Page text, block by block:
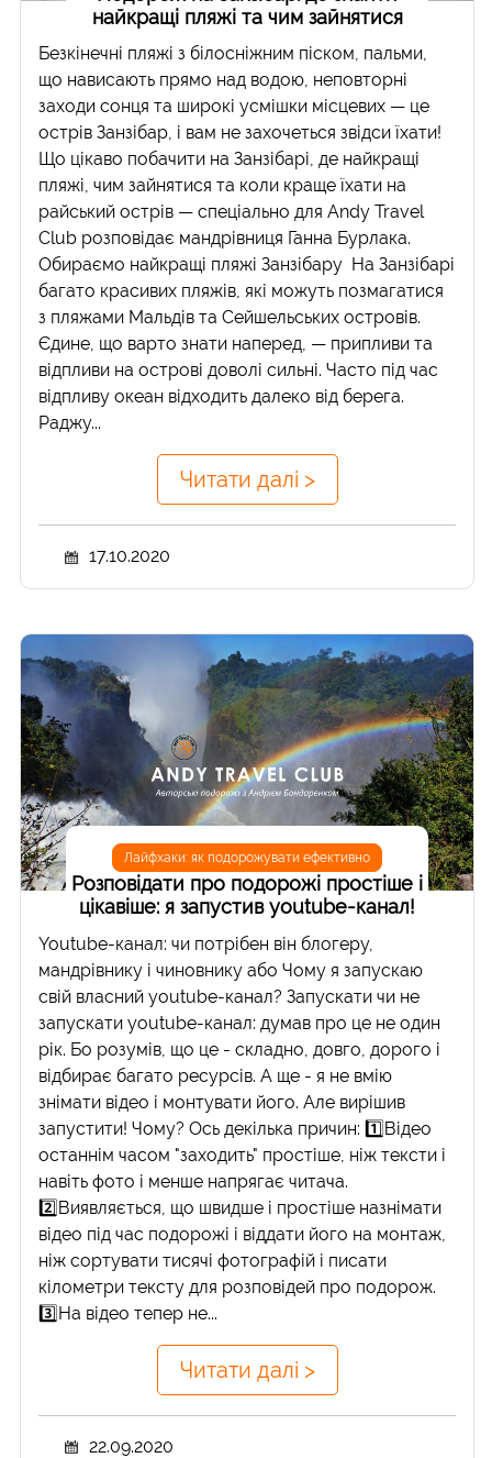
найкращі пляжі та чим зайнятися
Безкінечні пляжі з білосніжним піском, пальми,
що нависають прямо над водою, неповторні
заходи сонця та широкі усмішки місцевих — це
острів Занзібар, і вам не захочеться звідси їхати!
Що цікаво побачити на Занзібарі, де найкращі
пляжі, чим зайнятися та коли краще їхати на
райський острів — спеціально для Andy Travel
Club розповідає мандрівниця Ганна Бурлака.
Обираємо найкращі пляжі Занзібару На Занзібарі
багато красивих пляжів, які можуть позмагатися
з пляжами Мальдів та Сейшельських островів.
Єдине, що варто знати наперед, — припливи та
відпливи на острові доволі сильні. Часто під час
відпливу океан відходить далеко від берега.
Раджу...
Читати далі >
17.10.2020
Лайфхаки: як подорожувати ефективно
Розповідати про подорожі простіше і
цікавіше: я запустив youtube-канал!
Youtube-канал: чи потрібен він блогеру,
мандрівнику і чиновнику або Чому я запускаю
свій власний youtube-канал? Запускати чи не
запускати youtube-канал: думав про це не один
рік. Бо розумів, що це - складно, довго, дорого і
відбирає багато ресурсів. А ще - я не вмію
знімати відео і монтувати його. Але вирішив
запустити! Чому? Ось декілька причин: 1️⃣Відео
останнім часом "заходить" простіше, ніж тексти і
навіть фото і менше напрягає читача.
2️⃣Виявляється, що швидше і простіше назнімати
відео під час подорожі і віддати його на монтаж,
ніж сортувати тисячі фотографій і писати
кілометри тексту для розповідей про подорож.
3️⃣На відео тепер не...
Читати далі >
22.09.2020